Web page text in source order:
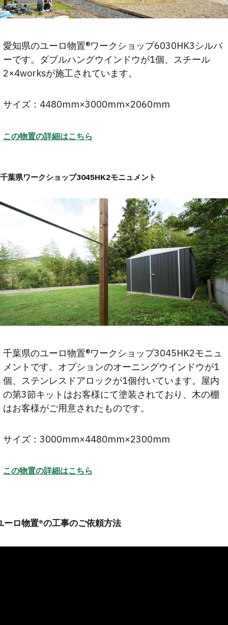
愛知県のユーロ物置®ワークショップ6030HK3シルバ
ーです。ダブルハングウインドウが1個、スチール
2×4worksが施工されています。
サイズ：4480mm×3000mm×2060mm
この物置の詳細はこちら
千葉県ワークショップ3045HK2モニュメント
千葉県のユーロ物置®ワークショップ3045HK2モニュ
メントです。オプションのオーニングウインドウが1
個、ステンレスドアロックが1個付いています。屋内
の第3節キットはお客様にて塗装されており、木の棚
はお客様がご用意されたものです。
サイズ：3000mm×4480mm×2300mm
この物置の詳細はこちら
ーロ物置®の工事のご依頼方法